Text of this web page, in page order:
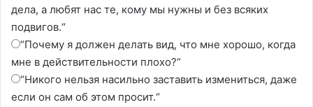
дела, а любят нас те, кому мы нужны и без всяких
подвигов.“
“Почему я должен делать вид, что мне хорошо, когда
мне в действительности плохо?“
“Никого нельзя насильно заставить измениться, даже
если он сам об этом просит.“